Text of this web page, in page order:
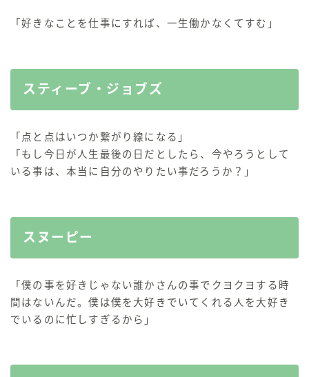
「好きなことを仕事にすれば、一生働かなくてすむ」
スティーブ・ジョブズ
「点と点はいつか繋がり線になる」
「もし今日が人生最後の日だとしたら、今やろうとして
いる事は、本当に自分のやりたい事だろうか？」
スヌーピー
「僕の事を好きじゃない誰かさんの事でクヨクヨする時
間はないんだ。僕は僕を大好きでいてくれる人を大好き
でいるのに忙しすぎるから」